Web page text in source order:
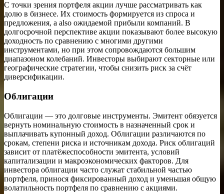
С точки зрения портфеля акции лучше рассматривать как
долю в бизнесе. Их стоимость формируется из спроса и
предложения, а also ожидаемой прибыли компаний. В
долгосрочной перспективе акции показывают более высокую
доходность по сравнению с многими другими
инструментами, но при этом сопровождаются большим
диапазоном колебаний. Инвесторы выбирают секторные или
географические стратегии, чтобы снизить риск за счёт
диверсификации.
Облигации
Облигации — это долговые инструменты. Эмитент обязуется
вернуть номинальную стоимость в назначенный срок и
выплачивать купонный доход. Облигации различаются по
срокам, степени риска и источникам дохода. Риск облигаций
зависит от платёжеспособности эмитента, условий
капитализации и макроэкономических факторов. Для
инвестора облигации часто служат стабильной частью
портфеля, принося фиксированный доход и уменьшая общую
волатильность портфеля по сравнению с акциями.